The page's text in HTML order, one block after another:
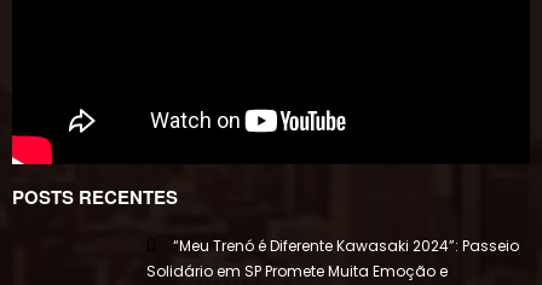
“Meu Trenó é Diferente Kawasaki 2024”: Passeio